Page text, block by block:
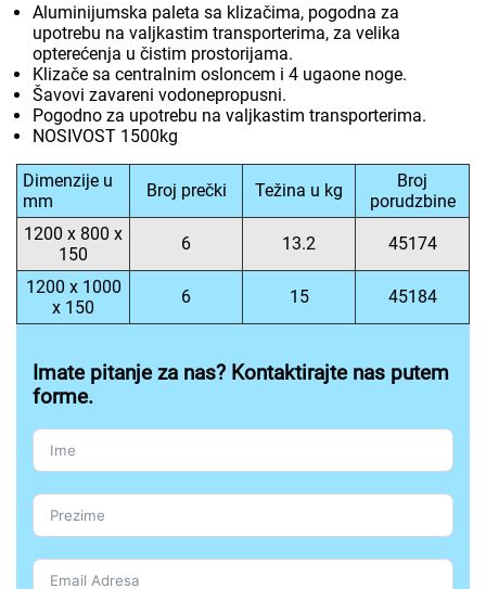
Aluminijumska paleta sa klizačima, pogodna za
upotrebu na valjkastim transporterima, za velika
opterećenja u čistim prostorijama.
Klizače sa centralnim osloncem i 4 ugaone noge.
Šavovi zavareni vodonepropusni.
Pogodno za upotrebu na valjkastim transporterima.
NOSIVOST 1500kg
Dimenzije u
mm
Broj prečki Težina u kg
Broj
porudzbine
1200 x 800 x
150
6 13.2 45174
1200 x 1000
x 150
6 15 45184
Imate pitanje za nas? Kontaktirajte nas putem
forme.